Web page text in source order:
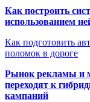
Как построить
использованием
Как подготовить
поломок в дороге
Рынок рекламы и
переходят к
кампаний